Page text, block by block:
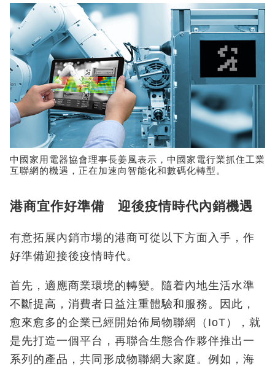
中國家用電器協會理事長姜風表示，中國家電行業抓住工業
互聯網的機遇，正在加速向智能化和數碼化轉型。
港商宜作好準備 迎後疫情時代內銷機遇
有意拓展內銷市場的港商可從以下方面入手，作
好準備迎接後疫情時代。
首先，適應商業環境的轉變。隨着內地生活水準
不斷提高，消費者日益注重體驗和服務。因此，
愈來愈多的企業已經開始佈局物聯網（IoT），就
是先打造一個平台，再聯合生態合作夥伴推出一
系列的產品，共同形成物聯網大家庭。例如，海